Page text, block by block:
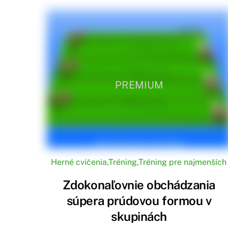
PREMIUM
Herné cvičenia,Tréning,Tréning pre najmenších
Zdokonaľovnie obchádzania
súpera prúdovou formou v
skupinách